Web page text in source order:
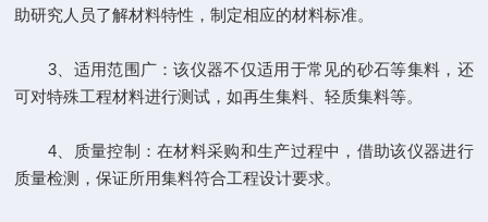
助研究人员了解材料特性，制定相应的材料标准。
3、适用范围广：该仪器不仅适用于常见的砂石等集料，还
可对特殊工程材料进行测试，如再生集料、轻质集料等。
4、质量控制：在材料采购和生产过程中，借助该仪器进行
质量检测，保证所用集料符合工程设计要求。